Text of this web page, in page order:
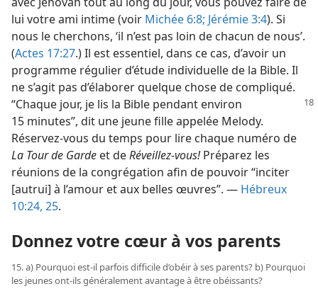
lui votre ami intime (voir Michée 6:8; Jérémie 3:4). Si
nous le cherchons, ‘il n’est pas loin de chacun de nous’.
(Actes 17:27.) Il est essentiel, dans ce cas, d’avoir un
programme régulier d’étude individuelle de la Bible. Il
ne s’agit pas d’élaborer quelque chose de compliqué.
“Chaque jour, je lis la Bible pendant environ
15 minutes”, dit une jeune fille appelée Melody.
Réservez-​vous du temps pour lire chaque numéro de
La Tour de Garde et deRéveillez-vous!Préparez les
réunions de la congrégation afin de pouvoir “inciter
[autrui] à l’amour et aux belles œuvres”. — Hébreux
10:24, 25.
Donnez votre cœur à vos parents
15. a) Pourquoi est-​il parfois difficile d’obéir à ses parents? b) Pourquoi
les jeunes ont-​ils généralement avantage à être obéissants?